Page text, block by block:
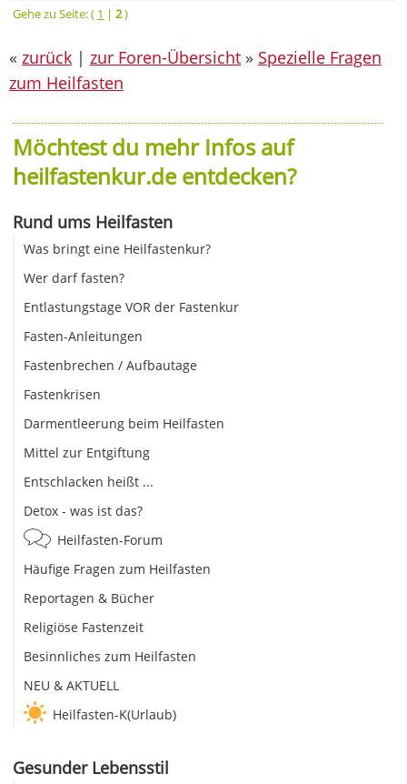
Gehe zu Seite: ( 1 | 2)
« zurück | zur Foren-Übersicht » Spezielle Fragen
zum Heilfasten
Möchtest du mehr Infos auf
heilfastenkur.de entdecken?
Rund ums Heilfasten
Was bringt eine Heilfastenkur?
Wer darf fasten?
Entlastungstage VOR der Fastenkur
Fasten-Anleitungen
Fastenbrechen / Aufbautage
Fastenkrisen
Darmentleerung beim Heilfasten
Mittel zur Entgiftung
Entschlacken heißt ...
Detox - was ist das?
Heilfasten-Forum
Häufige Fragen zum Heilfasten
Reportagen & Bücher
Religiöse Fastenzeit
Besinnliches zum Heilfasten
NEU & AKTUELL
Heilfasten-K(Urlaub)
Gesunder Lebensstil